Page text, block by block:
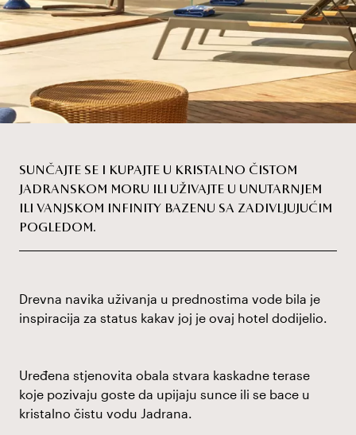
SUNČAJTE SE I KUPAJTE U KRISTALNO ČISTOM
JADRANSKOM MORU ILI UŽIVAJTE U UNUTARNJEM
ILI VANJSKOM INFINITY BAZENU SA ZADIVLJUJUĆIM
POGLEDOM.
Drevna navika uživanja u prednostima vode bila je
inspiracija za status kakav joj je ovaj hotel dodijelio.
Uređena stjenovita obala stvara kaskadne terase
koje pozivaju goste da upijaju sunce ili se bace u
kristalno čistu vodu Jadrana.